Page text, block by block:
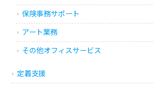
保険事務サポート
アート業務
その他オフィスサービス
定着支援